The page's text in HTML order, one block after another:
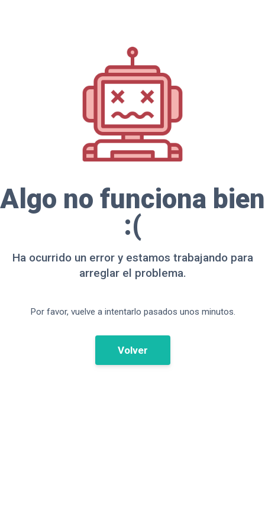
Algo no funciona bien
:(
Ha ocurrido un error y estamos trabajando para
arreglar el problema.
Por favor, vuelve a intentarlo pasados unos minutos.
Volver